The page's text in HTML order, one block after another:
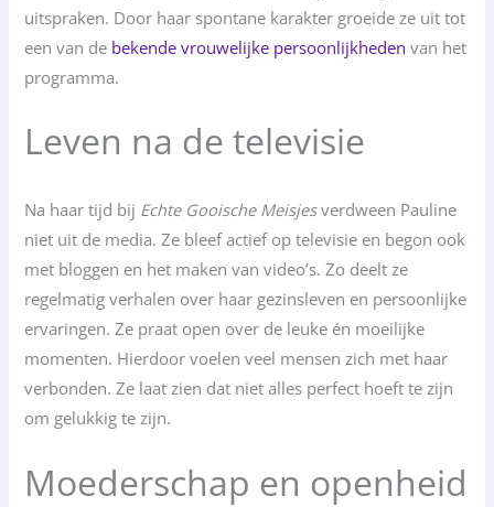
uitspraken. Door haar spontane karakter groeide ze uit tot
een van de bekende vrouwelijke persoonlijkheden van het
programma.
Leven na de televisie
Na haar tijd bij Echte Gooische Meisjesverdween Pauline
niet uit de media. Ze bleef actief op televisie en begon ook
met bloggen en het maken van video’s. Zo deelt ze
regelmatig verhalen over haar gezinsleven en persoonlijke
ervaringen. Ze praat open over de leuke én moeilijke
momenten. Hierdoor voelen veel mensen zich met haar
verbonden. Ze laat zien dat niet alles perfect hoeft te zijn
om gelukkig te zijn.
Moederschap en openheid